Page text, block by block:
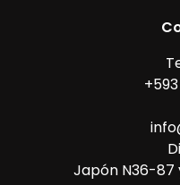
Japón N36-87